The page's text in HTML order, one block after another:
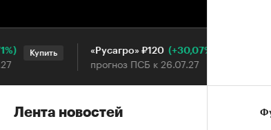
Купить «Русагро» ₽120 (+30,07%)
прогноз ПСБ к 26.07.27
Лента новостей